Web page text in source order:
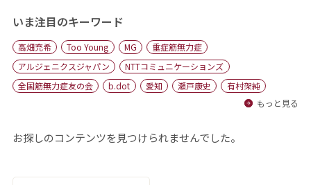
おすすめコンテンツ
出版物
会社概要
いま注目のキーワード
高畑充希 Too Young MG
重症筋無力症
アルジェニクスジャパン
NTTコミュニケーションズ
全国筋無力症友の会
b.dot 愛知 瀬戸康史
有村架純
もっと見る
お探しのコンテンツを見つけられませんでした。